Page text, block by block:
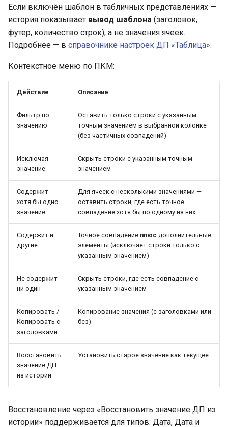
Связи таблиц: значения ДП
(модель данных)
Если включён шаблон в табличных представлениях —
история показывает вывод шаблона (заголовок,
футер, количество строк), а не значения ячеек.
Подробнее — в справочнике настроек ДП «Таблица».
Контекстное меню по ПКМ:
Действие Описание
Фильтр по
значению
Оставить только строки с указанным
точным значением в выбранной колонке
(без частичных совпадений)
Исключая
значение
Скрыть строки с указанным точным
значением
Содержит
хотя бы одно
значение
Для ячеек с несколькими значениями —
оставить строки, где есть точное
совпадение хотя бы по одному из них
Содержит и
другие
Точное совпадение плюс дополнительные
элементы (исключает строки только с
указанным значением)
Не содержит
ни один
Скрыть строки, где есть совпадение с
указанным значением
Копировать /
Копировать с
заголовками
Копирование значения (с заголовками или
без)
Восстановить
значение ДП
из истории
Установить старое значение как текущее
Восстановление через «Восстановить значение ДП из
истории» поддерживается для типов: Дата, Дата и